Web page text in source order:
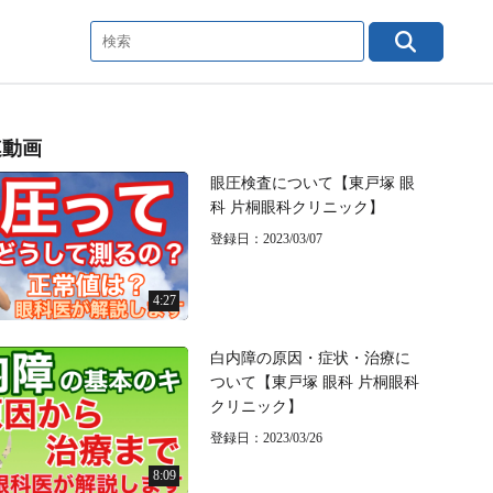
画
4:27
眼圧検査について【東戸塚 眼
科 片桐眼科クリニック】
登録日：2023/03/07
8:09
白内障の原因・症状・治療に
ついて【東戸塚 眼科 片桐眼科
クリニック】
登録日：2023/03/26